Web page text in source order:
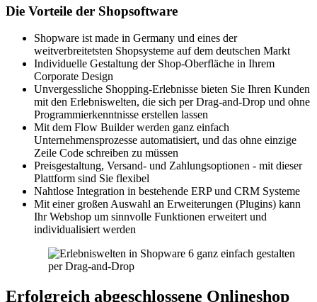
Die Vorteile der Shopsoftware
Shopware ist made in Germany und eines der
weitverbreitetsten Shopsysteme auf dem deutschen Markt
Individuelle Gestaltung der Shop-Oberfläche in Ihrem
Corporate Design
Unvergessliche Shopping-Erlebnisse bieten Sie Ihren Kunden
mit den Erlebniswelten, die sich per Drag-and-Drop und ohne
Programmierkenntnisse erstellen lassen
Mit dem Flow Builder werden ganz einfach
Unternehmensprozesse automatisiert, und das ohne einzige
Zeile Code schreiben zu müssen
Preisgestaltung, Versand- und Zahlungsoptionen - mit dieser
Plattform sind Sie flexibel
Nahtlose Integration in bestehende ERP und CRM Systeme
Mit einer großen Auswahl an Erweiterungen (Plugins) kann
Ihr Webshop um sinnvolle Funktionen erweitert und
individualisiert werden
Erfolgreich abgeschlossene Onlineshop